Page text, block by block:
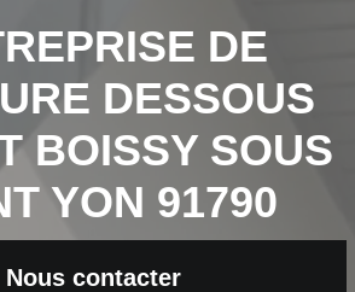
DE
DESSOUS
BOISSY SOUS
YON 91790
Nous contacter